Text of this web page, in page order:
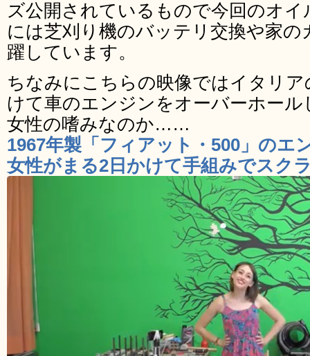
ズ公開されているもので今回のオイ
には芝刈り機のバッテリ交換や家
躍しています。
ちなみにこちらの映像ではイタリ
けて車のエンジンをオーバーホー
女性の嗜みなのか……
1967年製「フィアット・500」のエ
女性がまる2日かけて手組みでスク